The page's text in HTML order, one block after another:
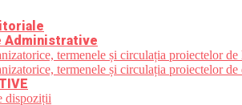
Administrative
termenele și circulația proiectelor de
termenele și circulația proiectelor
dispoziții